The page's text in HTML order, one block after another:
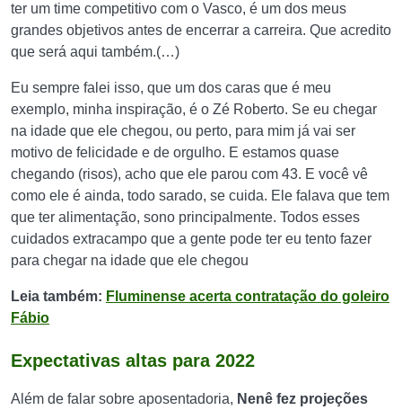
ter um time competitivo com o Vasco, é um dos meus
grandes objetivos antes de encerrar a carreira. Que acredito
que será aqui também.(…)
Eu sempre falei isso, que um dos caras que é meu
exemplo, minha inspiração, é o Zé Roberto. Se eu chegar
na idade que ele chegou, ou perto, para mim já vai ser
motivo de felicidade e de orgulho. E estamos quase
chegando (risos), acho que ele parou com 43. E você vê
como ele é ainda, todo sarado, se cuida. Ele falava que tem
que ter alimentação, sono principalmente. Todos esses
cuidados extracampo que a gente pode ter eu tento fazer
para chegar na idade que ele chegou
Leia também: Fluminense acerta contratação do goleiro
Fábio
Expectativas altas para 2022
Além de falar sobre aposentadoria, Nenê fez projeções